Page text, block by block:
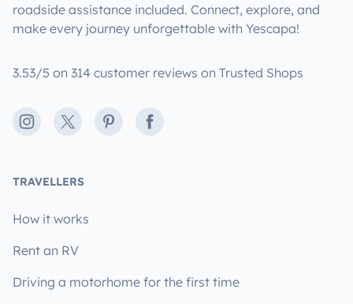
roadside assistance included. Connect, explore, and
make every journey unforgettable with Yescapa!
3.53/5 on 314 customer reviews on Trusted Shops
Instagram
X PinterestFacebook
TRAVELLERS
How it works
Rent an RV
Driving a motorhome for the first time